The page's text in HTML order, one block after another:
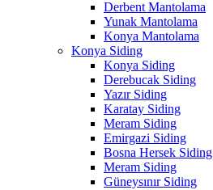
Derbent Mantolama
Yunak Mantolama
Konya Mantolama
Konya Siding
Konya Siding
Derebucak Siding
Yazır Siding
Karatay Siding
Meram Siding
Emirgazi Siding
Bosna Hersek Siding
Meram Siding
Güneysınır Siding